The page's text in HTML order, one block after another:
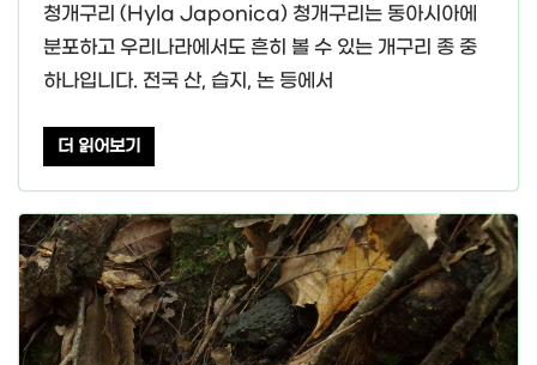
청개구리 (Hyla Japonica) 청개구리는 동아시아에
분포하고 우리나라에서도 흔히 볼 수 있는 개구리 종 중
하나입니다. 전국 산, 습지, 논 등에서
더 읽어보기